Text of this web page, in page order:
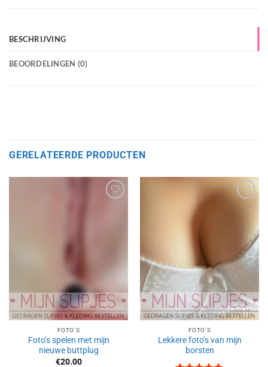
BESCHRIJVING
BEOORDELINGEN (0)
GERELATEERDE PRODUCTEN
FOTO'S
Foto’s spelen met mijn
nieuwe buttplug
€20.00
FOTO'S
Lekkere foto’s van mijn
borsten